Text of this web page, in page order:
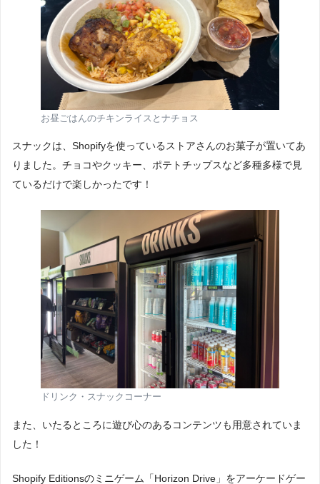
お昼ごはんのチキンライスとナチョス
スナックは、Shopifyを使っているストアさんのお菓子が置いてあ
りました。チョコやクッキー、ポテトチップスなど多種多様で見
ているだけで楽しかったです！
ドリンク・スナックコーナー
また、いたるところに遊び心のあるコンテンツも用意されていま
した！
Shopify Editionsのミニゲーム「Horizon Drive」をアーケードゲー